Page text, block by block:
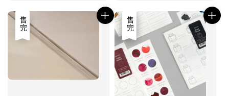
售完 優惠
售完